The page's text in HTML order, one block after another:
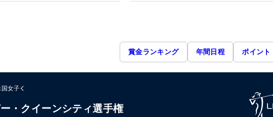
賞金ランキング 年間日程 ポイント
国女子
・クイーンシティ選手権